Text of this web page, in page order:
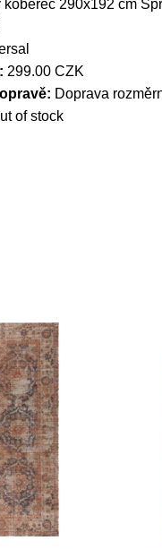
koberec 290x192 cm
299.00 CZK
Doprava
of stock